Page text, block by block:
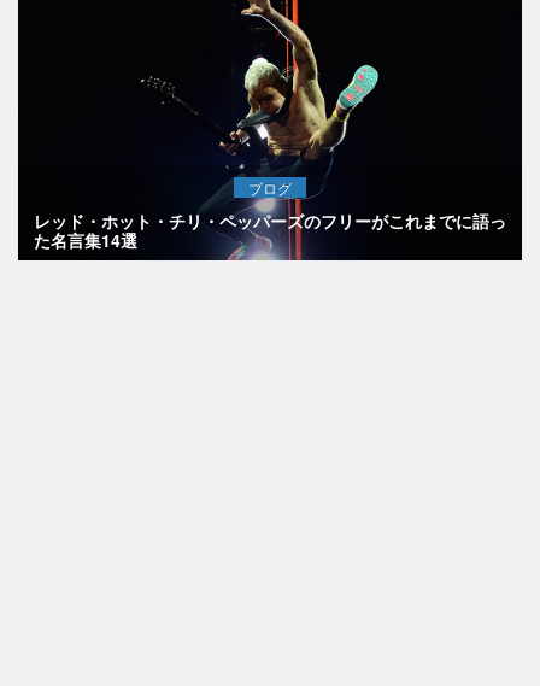
ブログ
レッド・ホット・チリ・ペッパーズのフリーがこれまでに語っ
た名言集14選